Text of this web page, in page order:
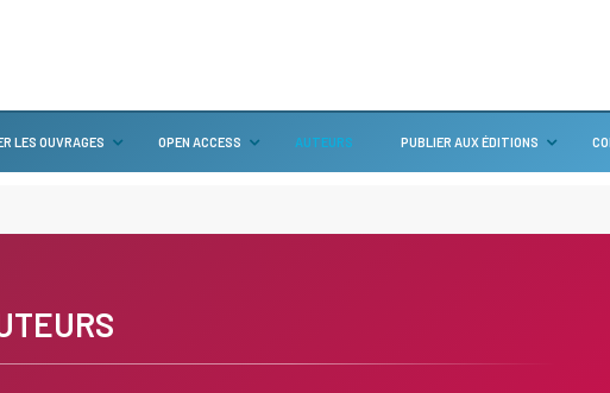
LES OUVRAGES OPEN ACCESS AUTEURS PUBLIER AUX ÉDITIONS